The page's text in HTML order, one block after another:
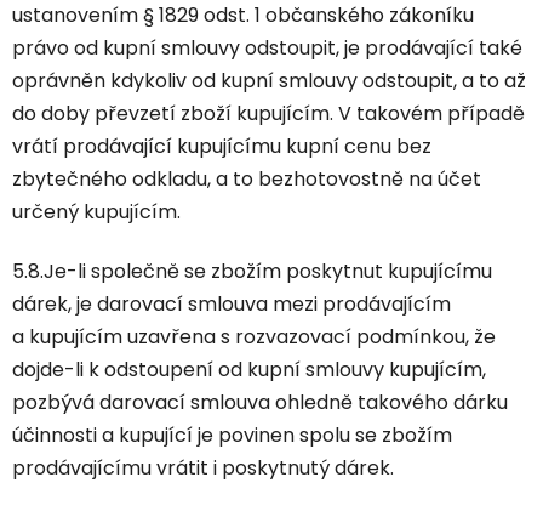
ustanovením § 1829 odst. 1 občanského zákoníku
právo od kupní smlouvy odstoupit, je prodávající také
oprávněn kdykoliv od kupní smlouvy odstoupit, a to až
do doby převzetí zboží kupujícím. V takovém případě
vrátí prodávající kupujícímu kupní cenu bez
zbytečného odkladu, a to bezhotovostně na účet
určený kupujícím.
5.8.Je-li společně se zbožím poskytnut kupujícímu
dárek, je darovací smlouva mezi prodávajícím
a kupujícím uzavřena s rozvazovací podmínkou, že
dojde-li k odstoupení od kupní smlouvy kupujícím,
pozbývá darovací smlouva ohledně takového dárku
účinnosti a kupující je povinen spolu se zbožím
prodávajícímu vrátit i poskytnutý dárek.